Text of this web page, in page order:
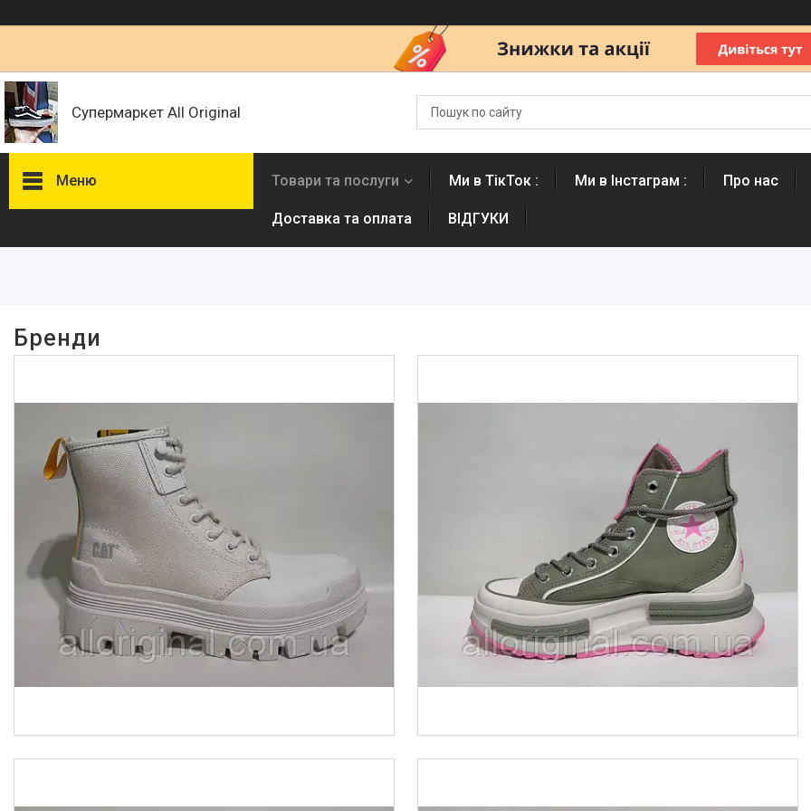
Супермаркет All Original
Меню
В наявності
Товари та послуги :
ВІДГУКИ
Ми в ТікТок :
Ми в Інстаграм :
Товари та послуги Ми в ТікТок : Ми в Інстаграм : Про нас
Доставка та оплата ВІДГУКИ
Бренди